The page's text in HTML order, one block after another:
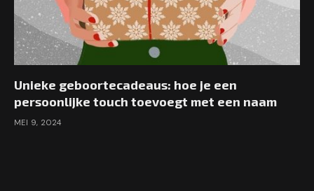
Unieke geboortecadeaus: hoe je een
persoonlijke touch toevoegt met een naam
MEI 9, 2024